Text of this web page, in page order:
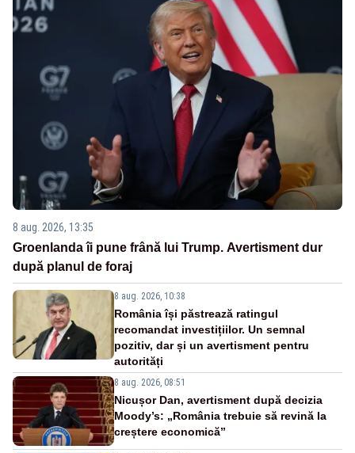
8 aug. 2026, 13:35
Groenlanda îi pune frână lui Trump. Avertisment dur
după planul de foraj
8 aug. 2026, 10:38
România își păstrează ratingul
recomandat investițiilor. Un semnal
pozitiv, dar și un avertisment pentru
autorități
8 aug. 2026, 08:51
Nicușor Dan, avertisment după decizia
Moody’s: „România trebuie să revină la
creștere economică”